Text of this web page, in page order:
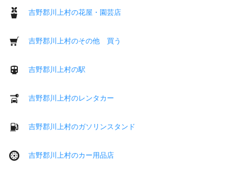
吉野郡川上村の花屋・園芸店
吉野郡川上村のその他 買う
吉野郡川上村の駅
吉野郡川上村のレンタカー
吉野郡川上村のガソリンスタンド
吉野郡川上村のカー用品店